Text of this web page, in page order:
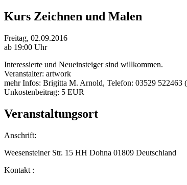
Kurs Zeichnen und Malen
Freitag, 02.09.2016
ab 19:00 Uhr
Interessierte und Neueinsteiger sind willkommen.
Veranstalter: artwork
mehr Infos: Brigitta M. Arnold, Telefon: 03529 522463
Unkostenbeitrag: 5 EUR
Veranstaltungsort
Anschrift:
Weesensteiner Str. 15 HH Dohna 01809 Deutschland
Kontakt :